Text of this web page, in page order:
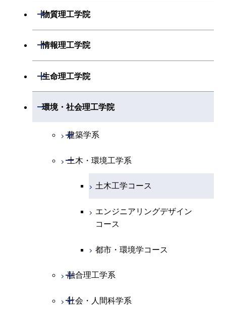
物理学コース
化学系
開閉
エネルギー・情報コース
物質・情報卓越コース
地球生命コース
専門科目
機械系
開閉
エネルギーコース
エンジニアリングデザイン
ース
原子核工学コース
人間医療科学技術コース
システム制御コース
電気電子系
開閉
エネルギーコース
エネルギー・情報コース
ライフエンジニアリングコ
人間医療科学技術コース
物質・情報卓越コース
情報通信コース
エンジニアリングデザイン
ース
人間医療科学技術コース
経営工学系
開閉
経営工学コース
エンジニアリングデザイン
専門科目
物質理工学院
開閉
材料系
開閉
エネルギーコース
ース
原子核工学コース
人間医療科学技術コース
応用化学コース
ース
原子核工学コース
専門科目
情報理工学院
開閉
数理・計算科学系
開閉
ース
知能情報コース
エネルギー・情報コース
生命理工学院
開閉
生命理工学系
開閉
生命理工学コース
ライフエンジニアリングコ
人間医療科学技術コース
物質・情報卓越コース
専門科目
環境・社会理工学院
開閉
建築学系
開閉
建築学コース
エンジニアリングデザイン
都市・環境学コース
土木・環境工学系
開閉
土木工学コース
エンジニアリングデザイン
コース
都市・環境学コース
融合理工学系
開閉
地球環境共創コース
社会・人間科学系
開閉